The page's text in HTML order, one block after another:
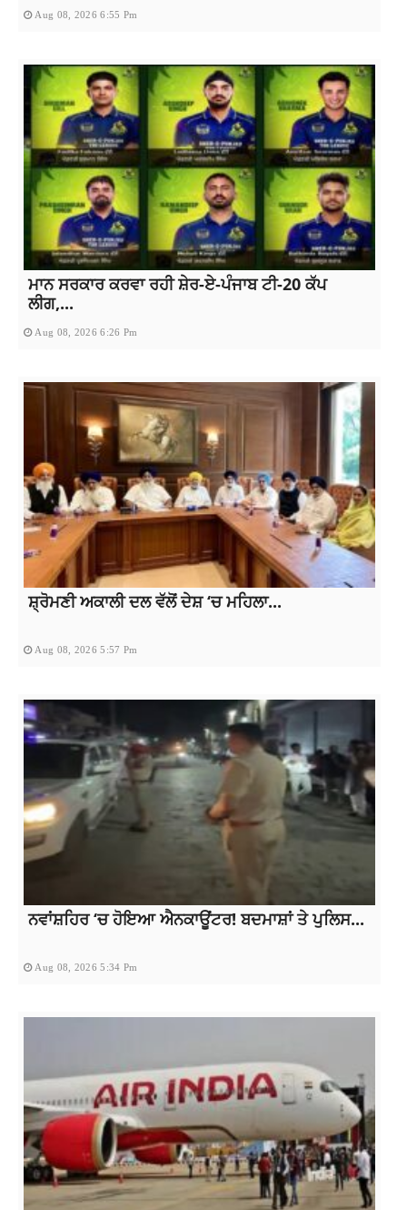
Aug 08, 2026 6:55 Pm
ਮਾਨ ਸਰਕਾਰ ਕਰਵਾ ਰਹੀ ਸ਼ੇਰ-ਏ-ਪੰਜਾਬ ਟੀ-20 ਕੱਪ
ਲੀਗ,...
Aug 08, 2026 6:26 Pm
ਸ਼੍ਰੋਮਣੀ ਅਕਾਲੀ ਦਲ ਵੱਲੋਂ ਦੇਸ਼ ‘ਚ ਮਹਿਲਾ...
Aug 08, 2026 5:57 Pm
ਨਵਾਂਸ਼ਹਿਰ ‘ਚ ਹੋਇਆ ਐਨਕਾਊਂਟਰ! ਬਦਮਾਸ਼ਾਂ ਤੇ ਪੁਲਿਸ...
Aug 08, 2026 5:34 Pm